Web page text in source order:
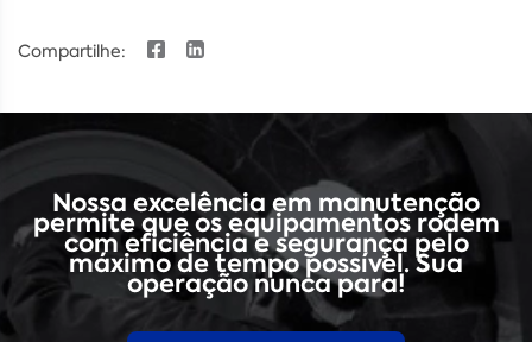
Compartilhe:
Nossa excelência em manutenção
permite que os equipamentos rodem
com eficiência e segurança pelo
máximo de tempo possível. Sua
operação nunca para!